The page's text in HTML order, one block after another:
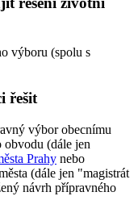
výboru (spolu s
řešit
výbor obecnímu
obvodu (dále jen
Prahy nebo
(dále jen "magistrát
návrh přípravného